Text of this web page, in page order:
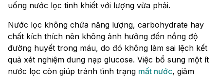
uống nước lọc tinh khiết với lượng vừa phải.
Nước lọc không chứa năng lượng, carbohydrate hay
chất kích thích nên không ảnh hưởng đến nồng độ
đường huyết trong máu, do đó không làm sai lệch kết
quả xét nghiệm dung nạp glucose. Việc bổ sung một ít
nước lọc còn giúp tránh tình trạng mất nước, giảm